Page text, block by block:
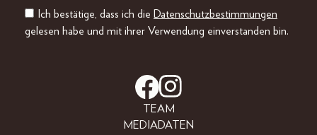
Ich bestätige, dass ich die Datenschutzbestimmungen
gelesen habe und mit ihrer Verwendung einverstanden bin.
TEAM
MEDIADATEN